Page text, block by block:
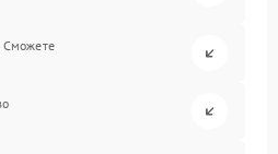
Сможете